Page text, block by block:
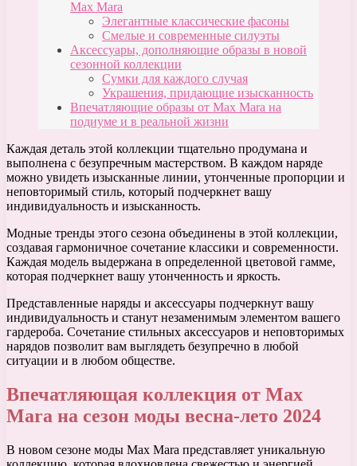
Max Mara
Элегантные классические фасоны
Смелые и современные силуэты
Аксессуары, дополняющие образы в новой
сезонной коллекции
Сумки для каждого случая
Украшения, придающие изысканность
Впечатляющие образы от Max Mara на
подиуме и в реальной жизни
Каждая деталь этой коллекции тщательно продумана и
выполнена с безупречным мастерством. В каждом наряде
можно увидеть изысканные линии, утонченные пропорции и
неповторимый стиль, который подчеркнет вашу
индивидуальность и изысканность.
Модные тренды этого сезона объединены в этой коллекции,
создавая гармоничное сочетание классики и современности.
Каждая модель выдержана в определенной цветовой гамме,
которая подчеркнет вашу утонченность и яркость.
Представленные наряды и аксессуары подчеркнут вашу
индивидуальность и станут незаменимым элементом вашего
гардероба. Сочетание стильных аксессуаров и неповторимых
нарядов позволит вам выглядеть безупречно в любой
ситуации и в любом обществе.
Впечатляющая коллекция от Max
Mara на сезон моды весна-лето 2024
В новом сезоне моды Max Mara представляет уникальную